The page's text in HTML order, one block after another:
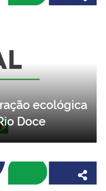
ecológica
Doce